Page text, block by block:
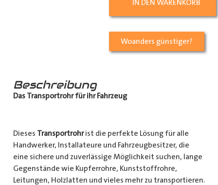
IN DEN WARENKORB
Woanders günstiger?
Beschreibung
Das Transportrohr für ihr Fahrzeug
Dieses Transportrohrist die perfekte Lösung für alle
Handwerker, Installateure und Fahrzeugbesitzer, die
eine sichere und zuverlässige Möglichkeit suchen, lange
Gegenstände wie Kupferrohre, Kunststoffrohre,
Leitungen, Holzlatten und vieles mehr zu transportieren.